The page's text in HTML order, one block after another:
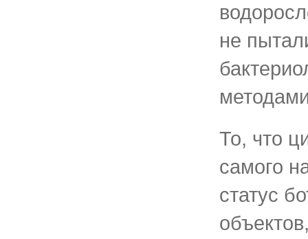
не
То, что
самого
статус